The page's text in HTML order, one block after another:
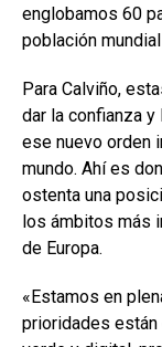
englobamos 60
población
Para Calviño,
dar la confianza y
ese nuevo orden
mundo. Ahí es
ostenta una
los ámbitos más
de Europa.
«Estamos en
prioridades